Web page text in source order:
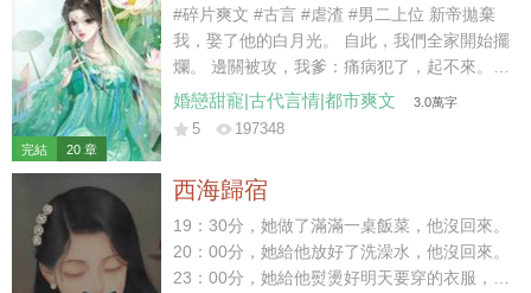
完結 20 章
#碎片爽文 #古言 #虐渣 #男二上位 新帝拋棄
我，娶了他的白月光。 自此，我們全家開始擺
爛。 邊關被攻，我爹：痛病犯了，起不來。
京內治安不好，我哥：休年假，勿擾。 戶部沒
錢，我娘：窮，借不了。 新帝暴怒：你們算什
了。 白月光二哥被新帝拎出去探案，三天嚇傻
了。 白月光她娘為了給女兒撐場面，棺材本都
借沒了。 喲呼~一直擺爛，一直爽~~~
婚戀甜寵|古代言情|都市爽文 3.0萬字
5 197348
西海歸宿
19：30分，她做了滿滿一桌飯菜，他沒回來。
20：00分，她給他放好了洗澡水，他沒回來。
23：00分，她給他熨燙好明天要穿的衣服，他